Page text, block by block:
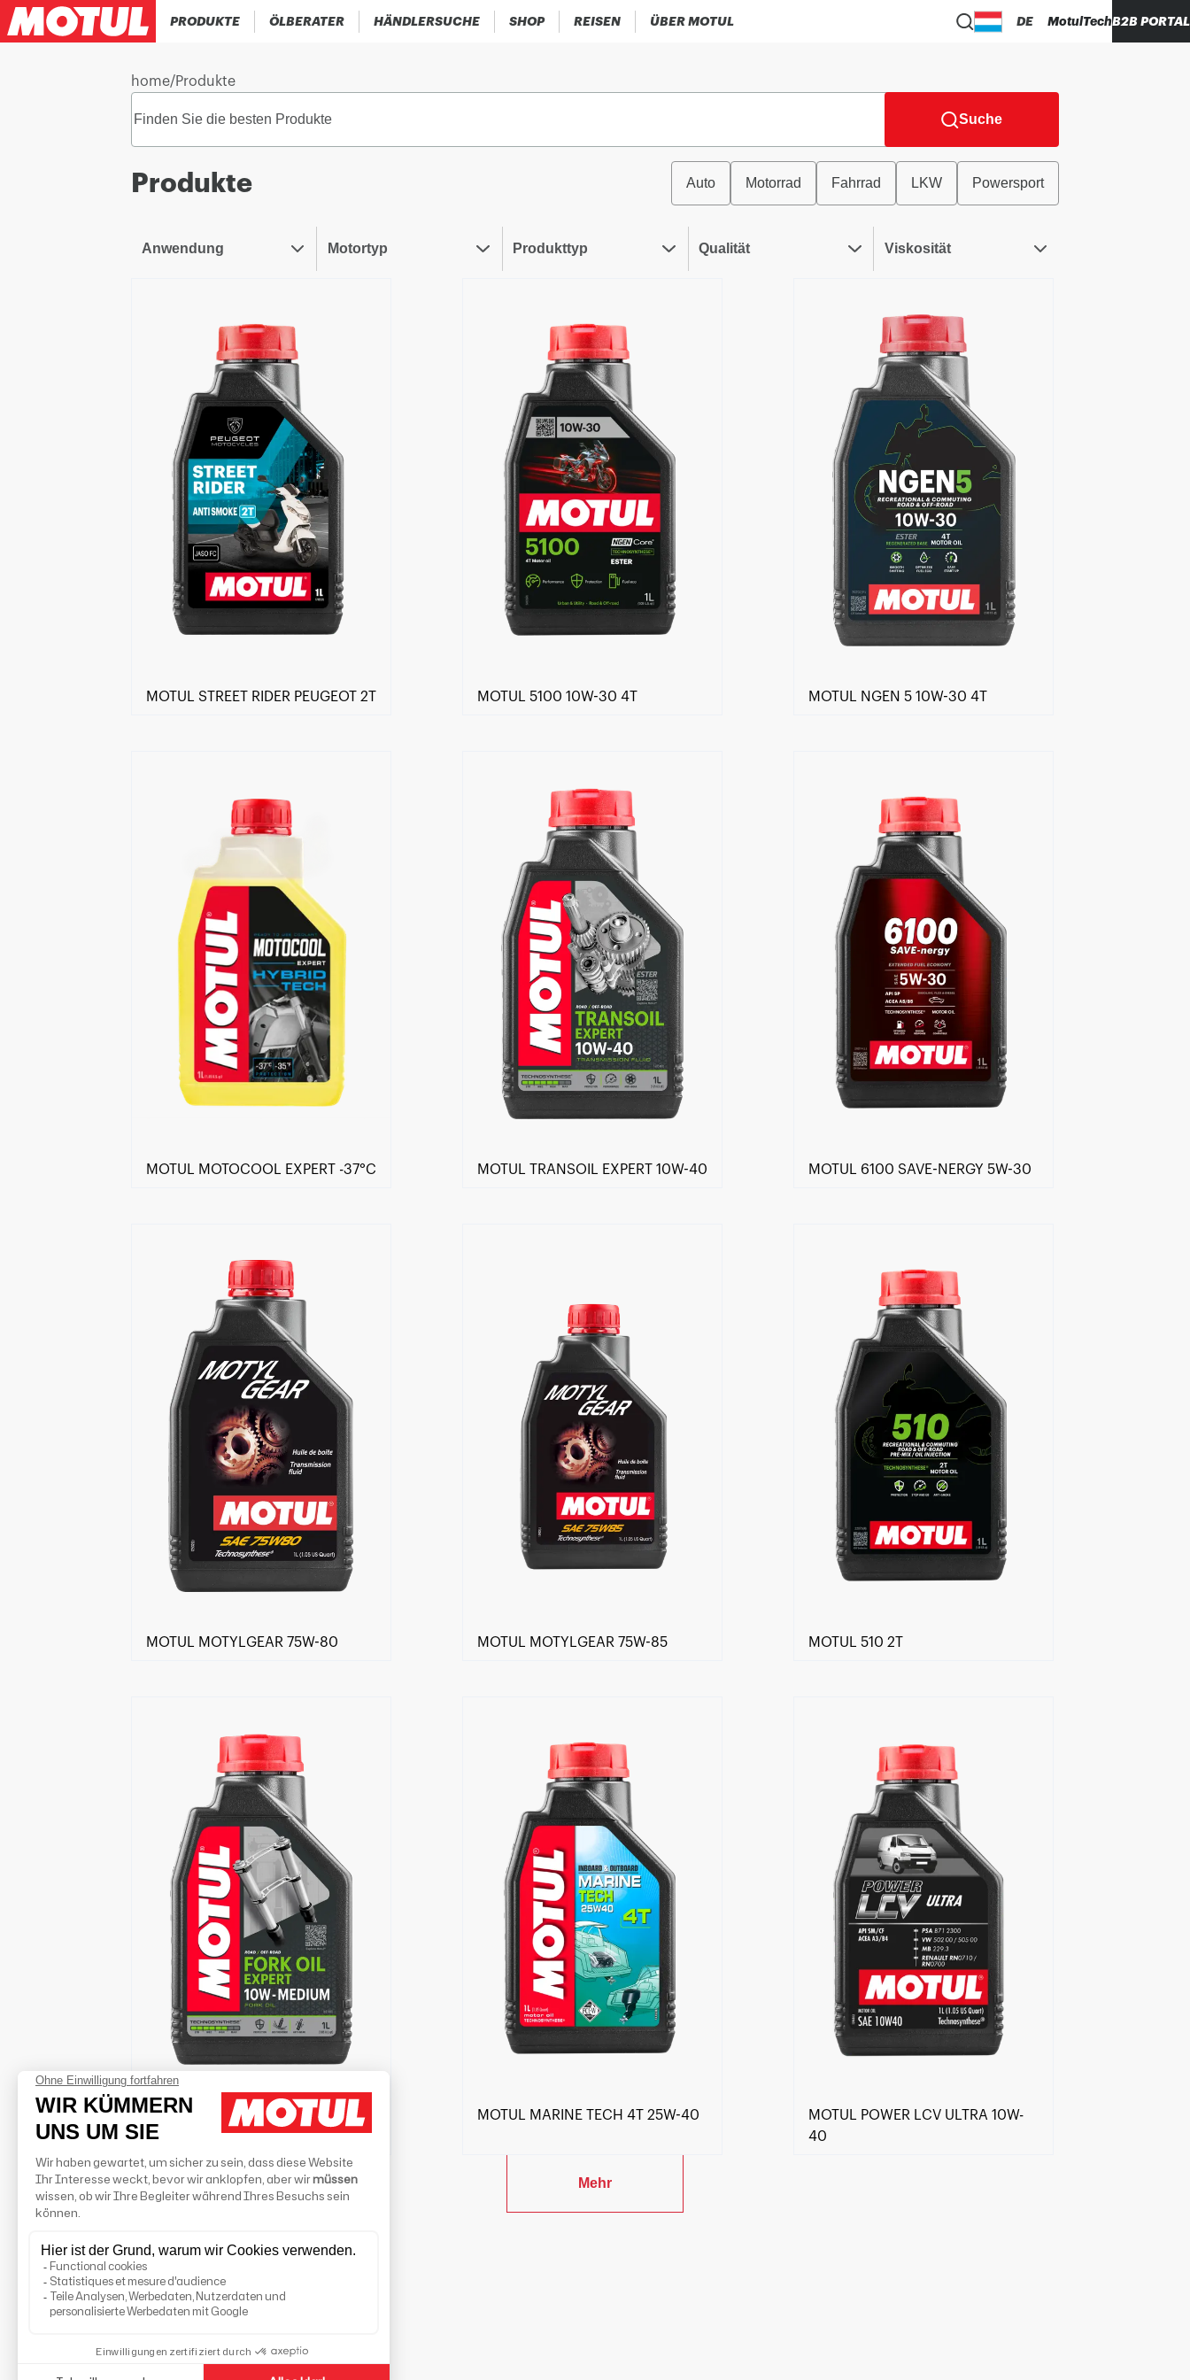
PRODUKTE ÖLBERATER HÄNDLERSUCHE SHOP REISEN ÜBER MOTUL DE MotulTechB2B PORTAL
home/Produkte
Suche
Produkte Auto Motorrad Fahrrad LKW Powersport
Anwendung Motortyp Produkttyp Qualität Viskosität
MOTUL STREET RIDER PEUGEOT 2T
Händlersuche
MOTUL 5100 10W-30 4T
Händlersuche
MOTUL NGEN 5 10W-30 4T
Händlersuche
MOTUL MOTOCOOL EXPERT -37°C
Händlersuche
MOTUL TRANSOIL EXPERT 10W-40
Händlersuche
MOTUL 6100 SAVE-NERGY 5W-30
Händlersuche
MOTUL MOTYLGEAR 75W-80
Händlersuche
MOTUL MOTYLGEAR 75W-85
Händlersuche
MOTUL 510 2T
MOTUL FORK OIL EXPERT MEDIUM
10W
MOTUL MARINE TECH 4T 25W-40
MOTUL POWER LCV ULTRA 10W-
40
Mehr